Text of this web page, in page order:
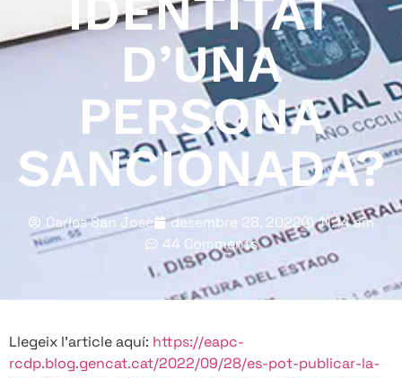
D’UNA
PERSONA
SANCIONADA?
Carles San José desembre 28, 2022
11:14 am
44 Comments
Llegeix l’article aquí: https://eapc-
rcdp.blog.gencat.cat/2022/09/28/es-pot-publicar-la-